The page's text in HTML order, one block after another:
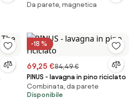
Da parete, magnetica
-18 %
69,25 €84,49 €
PINUS - lavagna in pino riciclato
Combinata, da parete
Disponibile